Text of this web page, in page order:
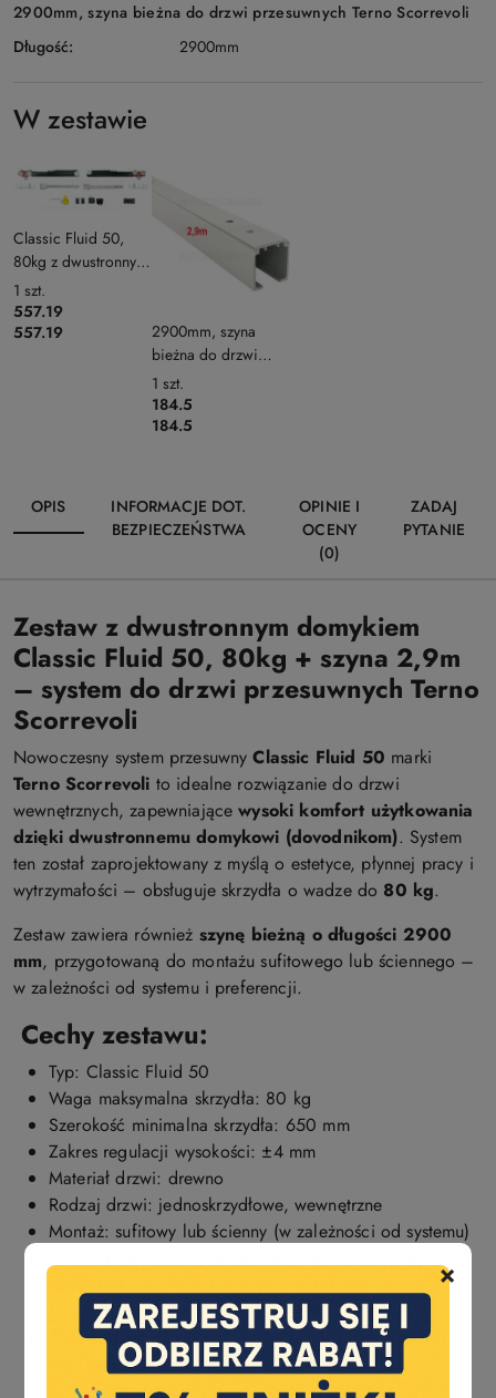
×
2900mm, szyna bieżna do drzwi przesuwnych Terno Scorrevoli
Długość:
2900mm
W zestawie
Classic Fluid 50,
80kg z dwustronnym
domykiem system
przesuwny Terno
Scorrevoli bez szyny
1 szt.
557.19
557.19
2900mm, szyna
bieżna do drzwi
przesuwnych Terno
Scorrevoli
1 szt.
184.5
184.5
OPIS
INFORMACJE DOT.
BEZPIECZEŃSTWA
OPINIE I
OCENY
(0)
ZADAJ
PYTANIE
Zestaw z dwustronnym domykiem
Classic Fluid 50, 80kg + szyna 2,9m
– system do drzwi przesuwnych Terno
Scorrevoli
Nowoczesny system przesuwnyClassic Fluid 50 marki
Terno Scorrevoli to idealne rozwiązanie do drzwi
wewnętrznych, zapewniającewysoki komfort użytkowania
dzięki dwustronnemu domykowi (dovodnikom). System
ten został zaprojektowany z myślą o estetyce, płynnej pracy i
wytrzymałości – obsługuje skrzydła o wadze do 80 kg.
Zestaw zawiera również szynę bieżną o długości 2900
mm, przygotowaną do montażu sufitowego lub ściennego –
w zależności od systemu i preferencji.
Cechy zestawu:
Typ: Classic Fluid 50
Waga maksymalna skrzydła: 80 kg
Szerokość minimalna skrzydła: 650 mm
Zakres regulacji wysokości: ±4 mm
Materiał drzwi: drewno
Rodzaj drzwi: jednoskrzydłowe, wewnętrzne
Montaż: sufitowy lub ścienny (w zależności od systemu)
Wyposażenie: dwustronna amortyzacja (cichy domyk –
Długość szyny: 2900 mm (2,9 m)
Szyna odcinana z 6 m – brak możliwości zwrotu po
docięciu